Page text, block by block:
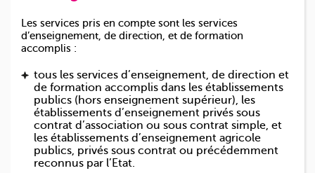
FAQ candidatures mouvement
2nd degré : CAE
Textes/Documents
Textes liés aux accords sur l'emploi
Candidatures supplémentaires : DOC-CAE-16
Grille de codification
Calendrier et modalités à respecter
Candidatez au mouvement
Les services pris en compte sont les services
d’enseignement, de direction, et de formation
accomplis :
tous les services d’enseignement, de direction et
de formation accomplis dans les établissements
publics (hors enseignement supérieur), les
établissements d’enseignement privés sous
contrat d’association ou sous contrat simple, et
les établissements d’enseignement agricole
publics, privés sous contrat ou précédemment
reconnus par l’Etat.